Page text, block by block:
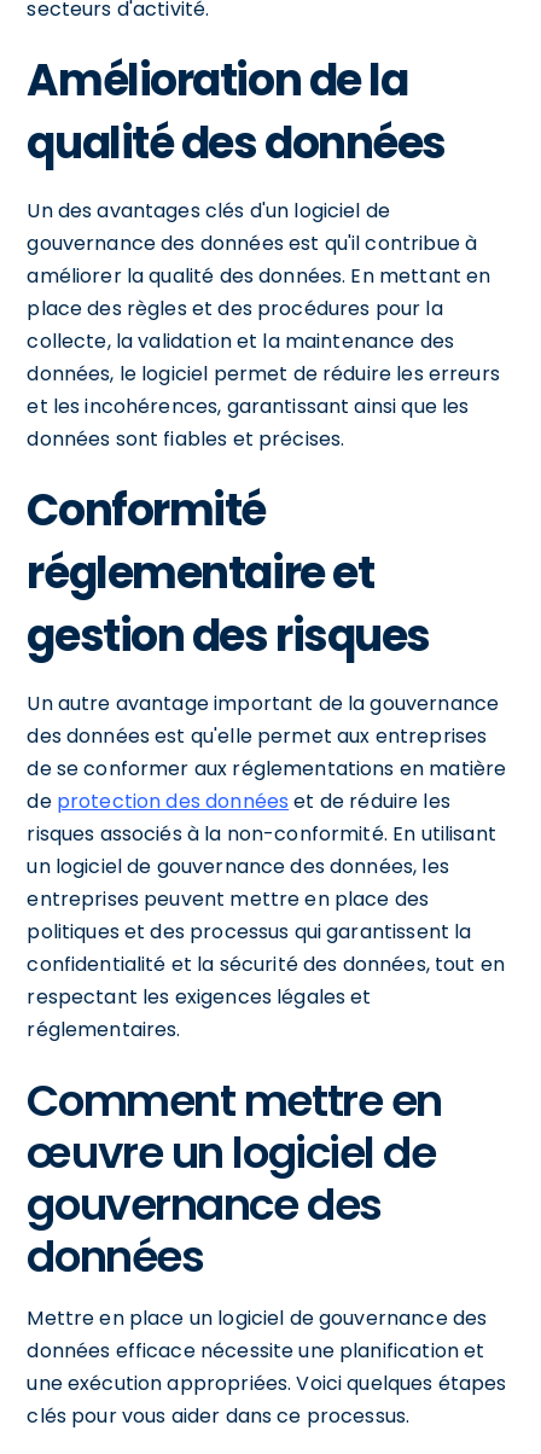
secteurs d'activité.
Amélioration de la
qualité des données
Un des avantages clés d'un logiciel de
gouvernance des données est qu'il contribue à
améliorer la qualité des données. En mettant en
place des règles et des procédures pour la
collecte, la validation et la maintenance des
données, le logiciel permet de réduire les erreurs
et les incohérences, garantissant ainsi que les
données sont fiables et précises.
Conformité
réglementaire et
gestion des risques
Un autre avantage important de la gouvernance
des données est qu'elle permet aux entreprises
de se conformer aux réglementations en matière
de protection des données et de réduire les
risques associés à la non-conformité. En utilisant
un logiciel de gouvernance des données, les
entreprises peuvent mettre en place des
politiques et des processus qui garantissent la
confidentialité et la sécurité des données, tout en
respectant les exigences légales et
réglementaires.
Comment mettre en
œuvre un logiciel de
gouvernance des
données
Mettre en place un logiciel de gouvernance des
données efficace nécessite une planification et
une exécution appropriées. Voici quelques étapes
clés pour vous aider dans ce processus.